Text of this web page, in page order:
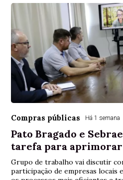
Compras públicas Há 1 semana
Pato Bragado e
tarefa para
Grupo de trabalho vai discutir
participação de empresas locais